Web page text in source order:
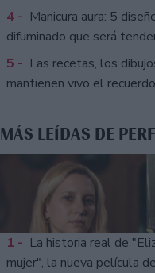
4 - Manicura aura: 5
difuminado que será
5 - Las recetas, los
mantienen vivo el
MÁS LEÍDAS DE
1 - La historia real de
mujer", la nueva película